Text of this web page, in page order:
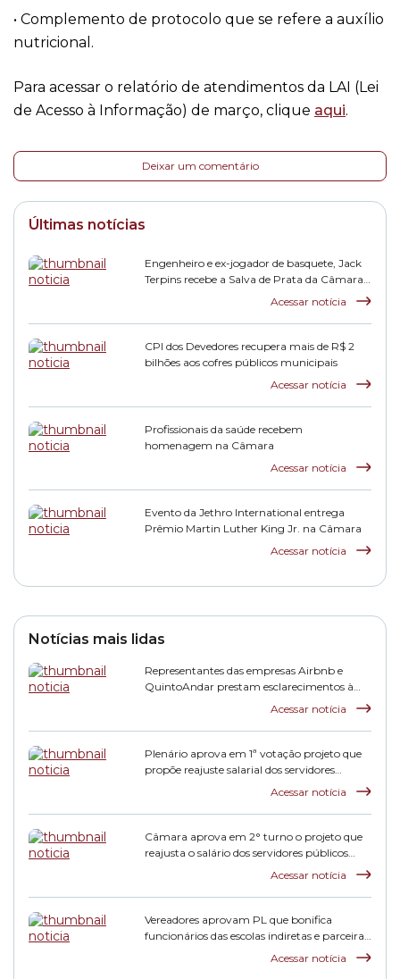
• Complemento de protocolo que se refere a auxílio
nutricional.
Para acessar o relatório de atendimentos da LAI (Lei
de Acesso à Informação) de março, clique aqui.
Deixar um comentário
Últimas notícias
Engenheiro e ex-jogador de basquete, Jack
Terpins recebe a Salva de Prata da Câmara
Acessar notícia
CPI dos Devedores recupera mais de R$ 2
bilhões aos cofres públicos municipais
Acessar notícia
Profissionais da saúde recebem
homenagem na Câmara
Acessar notícia
Evento da Jethro International entrega
Prêmio Martin Luther King Jr. na Câmara
Acessar notícia
Notícias mais lidas
Representantes das empresas Airbnb e
QuintoAndar prestam esclarecimentos à
Acessar notícia
Plenário aprova em 1ª votação projeto que
propõe reajuste salarial dos servidores
Acessar notícia
Câmara aprova em 2° turno o projeto que
reajusta o salário dos servidores públicos
Acessar notícia
Vereadores aprovam PL que bonifica
funcionários das escolas indiretas e parceiras
Acessar notícia